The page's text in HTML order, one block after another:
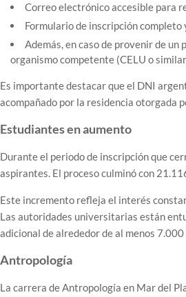
Correo electrónico accesible para
Formulario de inscripción completo
Además, en caso de provenir de
organismo competente (CELU o
Es importante destacar que el DNI
acompañado por la residencia otorgada
Estudiantes en aumento
Durante el periodo de inscripción que
aspirantes. El proceso culminó con
Este incremento refleja el interés
Las autoridades universitarias están
adicional de alrededor de al menos
Antropología
La carrera de Antropología en Mar del